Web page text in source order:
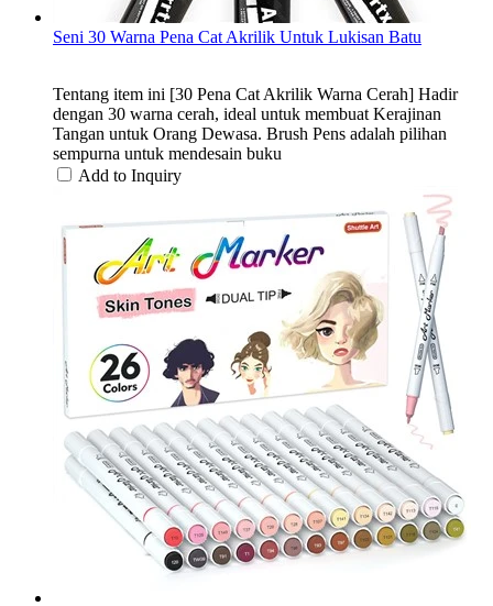
Seni 30 Warna Pena Cat Akrilik Untuk Lukisan Batu
Tentang item ini [30 Pena Cat Akrilik Warna Cerah] Hadir
dengan 30 warna cerah, ideal untuk membuat Kerajinan
Tangan untuk Orang Dewasa. Brush Pens adalah pilihan
sempurna untuk mendesain buku
Add to Inquiry